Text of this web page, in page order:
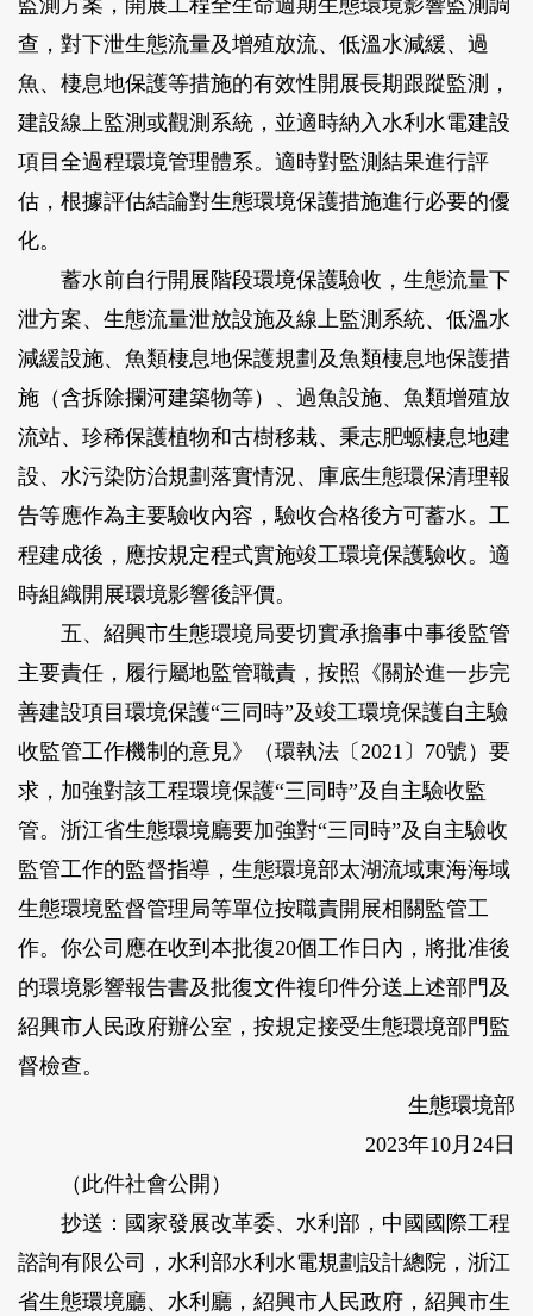
監測方案，開展工程全生命週期生態環境影響監測調
查，對下泄生態流量及增殖放流、低溫水減緩、過
魚、棲息地保護等措施的有效性開展長期跟蹤監測，
建設線上監測或觀測系統，並適時納入水利水電建設
項目全過程環境管理體系。適時對監測結果進行評
估，根據評估結論對生態環境保護措施進行必要的優
化。
蓄水前自行開展階段環境保護驗收，生態流量下
泄方案、生態流量泄放設施及線上監測系統、低溫水
減緩設施、魚類棲息地保護規劃及魚類棲息地保護措
施（含拆除攔河建築物等）、過魚設施、魚類增殖放
流站、珍稀保護植物和古樹移栽、秉志肥螈棲息地建
設、水污染防治規劃落實情況、庫底生態環保清理報
告等應作為主要驗收內容，驗收合格後方可蓄水。工
程建成後，應按規定程式實施竣工環境保護驗收。適
時組織開展環境影響後評價。
五、紹興市生態環境局要切實承擔事中事後監管
主要責任，履行屬地監管職責，按照《關於進一步完
善建設項目環境保護“三同時”及竣工環境保護自主驗
收監管工作機制的意見》（環執法〔2021〕70號）要
求，加強對該工程環境保護“三同時”及自主驗收監
管。浙江省生態環境廳要加強對“三同時”及自主驗收
監管工作的監督指導，生態環境部太湖流域東海海域
生態環境監督管理局等單位按職責開展相關監管工
作。你公司應在收到本批復20個工作日內，將批准後
的環境影響報告書及批復文件複印件分送上述部門及
紹興市人民政府辦公室，按規定接受生態環境部門監
督檢查。
生態環境部
2023年10月24日
（此件社會公開）
抄送：國家發展改革委、水利部，中國國際工程
諮詢有限公司，水利部水利水電規劃設計總院，浙江
省生態環境廳、水利廳，紹興市人民政府，紹興市生